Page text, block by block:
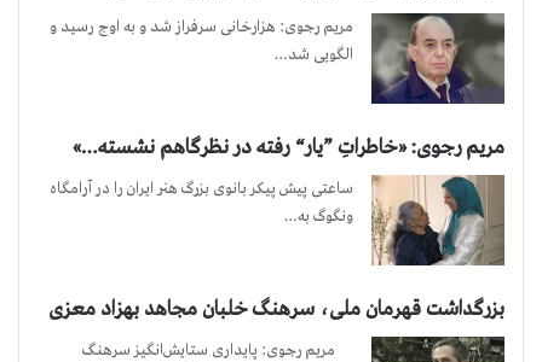
مریم رجوی: هزارخانی سرفراز شد و به‌ اوج رسید و
الگویی شد…
مریم رجوی: «خاطراتِ ”یار“ رفته در نظرگاهم نشسته…»
ساعتی پیش پیکر بانوی بزرگ هنر ایران را در آرامگاه
ونگوگ به…
بزرگداشت قهرمان ملی، سرهنگ خلبان مجاهد بهزاد معزی
مریم رجوی: پایداری ستایش‌انگیز سرهنگ